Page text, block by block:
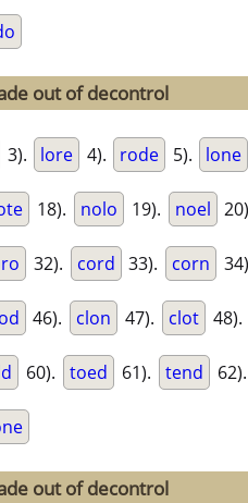
out of decontrol
3). lore 4). rode 5). lone
18). nolo 19). noel
32). cord 33). corn
46). clon 47). clot 48).
60). toed 61). tend 62).
out of decontrol